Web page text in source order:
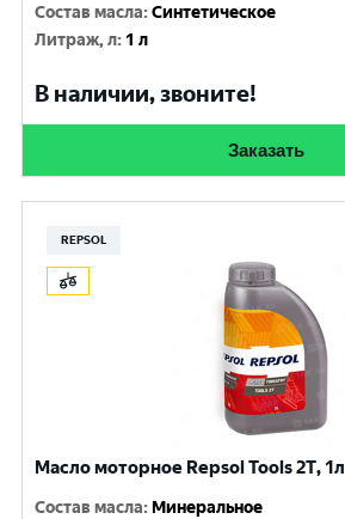
Состав масла:Синтетическое
Литраж, л: 1 л
В наличии, звоните!
Заказать
REPSOL
Масло моторное Repsol Tools 2T, 1л
Состав масла: Минеральное